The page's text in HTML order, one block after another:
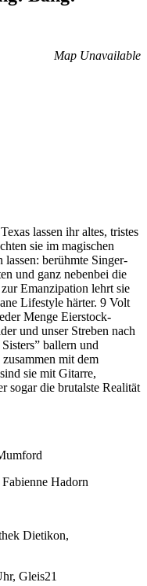
Map Unavailable
lassen ihr altes, tristes
sie im magischen
berühmte Singer-
und ganz nebenbei die
Emanzipation lehrt sie
Lifestyle härter. 9 Volt
Menge Eierstock-
und unser Streben nach
ballern und
mit dem
sie mit Gitarre,
sogar die brutalste Realität
Hadorn
Dietikon,
Gleis21